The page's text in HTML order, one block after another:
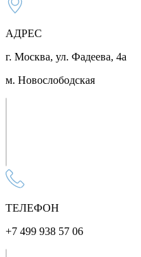
АДРЕС
г. Москва, ул. Фадеева, 4а
м. Новослободская
ТЕЛЕФОН
+7 499 938 57 06